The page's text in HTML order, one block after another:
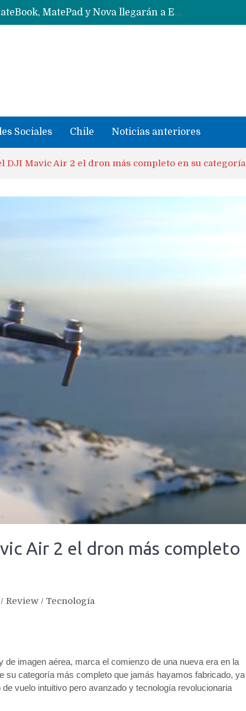
Data Centers de Huawei en Chile, México, Brasil,Perú y Argentina podrían verse afectados por arremetida de EE.UU
Fabricantes suben precios de teléfonos y ganan más dinero en un mercado donde Xiaomi alerta por no mejorar ventas
Sociales Chile Noticias anteriores
DJI Mavic Air 2 el dron más completo en su categoría
Air 2 el dron más completo
/ Review / Tecnología
imagen aérea, marca el comienzo de una nueva era en la
su categoría más completo que jamás hayamos fabricado, ya
vuelo intuitivo pero avanzado y tecnología revolucionaria